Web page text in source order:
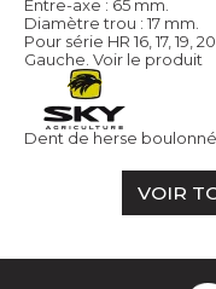
Entre-axe : 65 mm.
Diamètre trou : 17 mm.
Pour série HR 16, 17, 19,
Gauche. Voir le produit
Dent de herse
VOIR